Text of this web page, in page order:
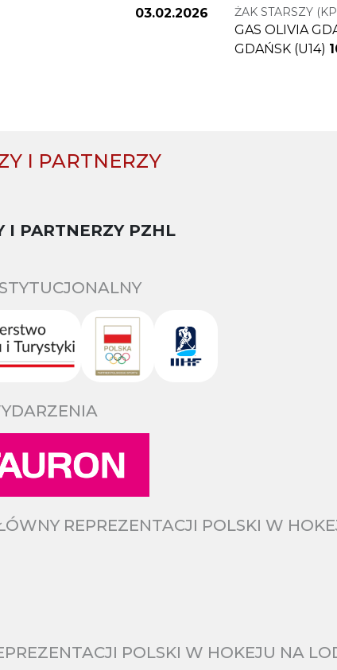
03.02.2026 ŻAK STARSZY
GAS OLIVIA
GDAŃSK (U14)
I PARTNERZY
I PARTNERZY PZHL
REPREZENTACJI POLSKI W
POLSKI W HOKEJU NA